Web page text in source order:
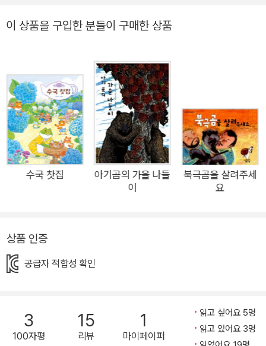
보며 서로를 살게 한다. 해가 뜨고 지는 것처럼 반복되는 이 사랑
가 출간되었습니다. 제2회 그림책상 공모에서는 콘셉트와 아이
디어가 빛나는 다수의 작품이 응모되었고, 그 가운데 이야기를 일
관성 있게 끌고 가는 힘과 그 안에 내재된 개성 있는 목소리에 주
목하여 심사가 이루어졌습니다. 조신애 작가의 『고롱고롱 하우
스』는 양육자와 아기가 집이라는 생활 공간에서 보내는 하루를
“섬세하게 그려 내어 오랫동안 시선을 붙잡아 두는 작품”으로,
“오랜 시간 마음과 수고를 쏟아 만든 작업의 밀도와 작가의 삶에
작됩니다. ‘고롱고롱 씨’와 아기 ‘바다’의 어느 평범한 하루입니
다. 작가는 집 단면도를 닮은 컷 구성으로 칸칸이 하루의 모습들
는, 평범한 육아 일상 같지만 시간 조각에 포착된 장면과 감정이
하나하나 모여 하루를 소중하게 채웁니다. 세심하고 정성스런 표
이 상품을 구입한 분들이 구매한 상품
수국 찻집
아기곰의 가을 나들
이
북극곰을 살려주세
요
상품 인증
공급자 적합성 확인
3
100자평
15
리뷰
1
마이페이퍼
읽고 싶어요 5명
읽고 있어요 3명